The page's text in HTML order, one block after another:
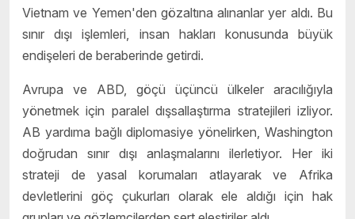
Vietnam ve Yemen'den gözaltına alınanlar yer aldı. Bu
sınır dışı işlemleri, insan hakları konusunda büyük
endişeleri de beraberinde getirdi.
Avrupa ve ABD, göçü üçüncü ülkeler aracılığıyla
yönetmek için paralel dışsallaştırma stratejileri izliyor.
AB yardıma bağlı diplomasiye yönelirken, Washington
doğrudan sınır dışı anlaşmalarını ilerletiyor. Her iki
strateji de yasal korumaları atlayarak ve Afrika
devletlerini göç çukurları olarak ele aldığı için hak